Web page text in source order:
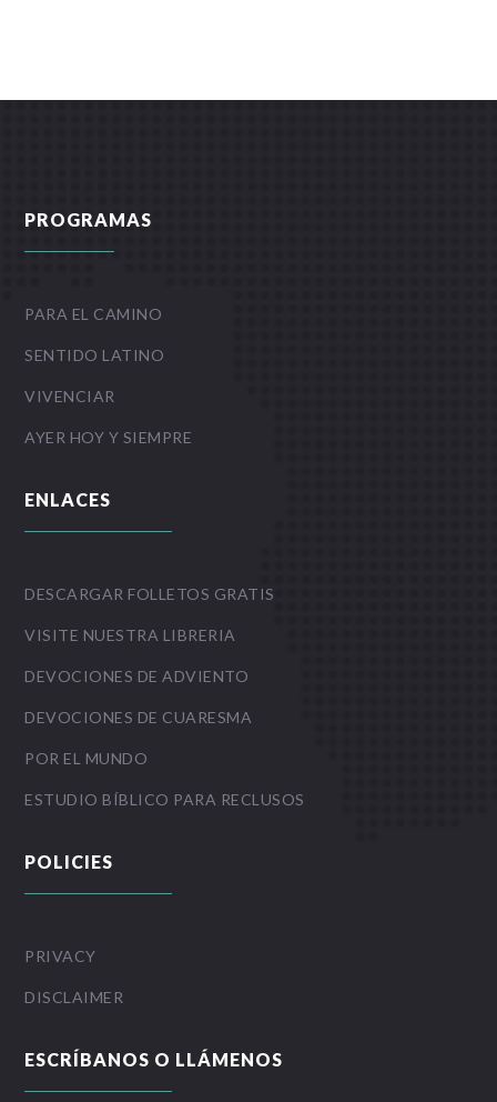
PROGRAMAS
PARA EL CAMINO
SENTIDO LATINO
VIVENCIAR
AYER HOY Y SIEMPRE
ENLACES
DESCARGAR FOLLETOS GRATIS
VISITE NUESTRA LIBRERIA
DEVOCIONES DE ADVIENTO
DEVOCIONES DE CUARESMA
POR EL MUNDO
ESTUDIO BÍBLICO PARA RECLUSOS
POLICIES
PRIVACY
DISCLAIMER
ESCRÍBANOS O LLÁMENOS